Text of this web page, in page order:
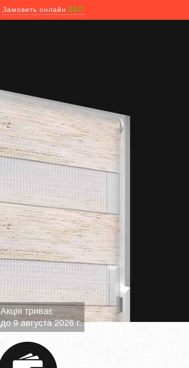
Замовить онлайн 24/7
Акція триває
до9 августа 2026 г.